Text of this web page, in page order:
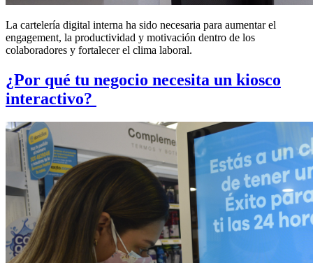
La cartelería digital interna ha sido necesaria para aumentar el
engagement, la productividad y motivación dentro de los
colaboradores y fortalecer el clima laboral.
¿Por qué tu negocio necesita un kiosco
interactivo?